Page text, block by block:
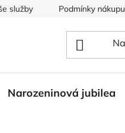
služby Podmínky nákupu
Narozeninová jubilea